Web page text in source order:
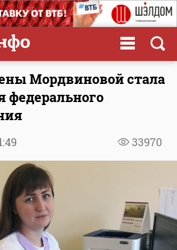
Мордвиновой стала
федерального
33970